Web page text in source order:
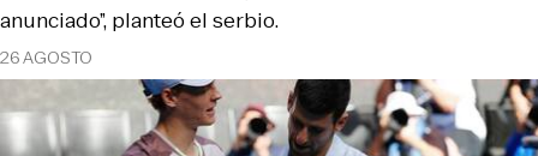
26 AGOSTO
anunciado”, planteó el serbio.